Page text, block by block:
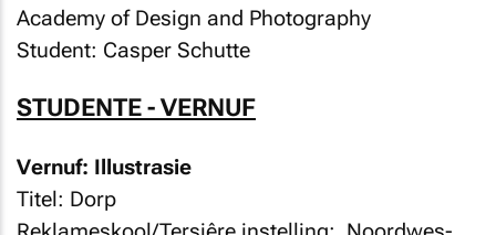
Academy of Design and Photography
Student: Casper Schutte
STUDENTE - VERNUF
Vernuf: Illustrasie
Titel: Dorp